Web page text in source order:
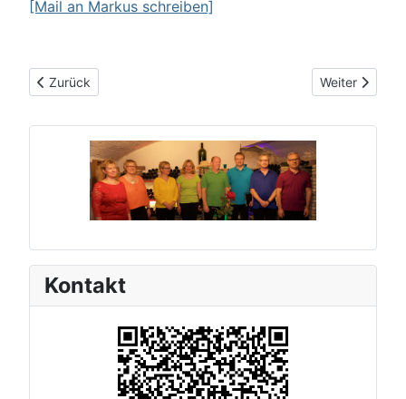
[Mail an Markus schreiben]
Vorheriger Beitrag: Andreas
Zurück Nächster
Weiter
Kontakt